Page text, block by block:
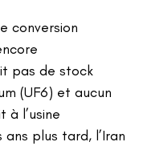
conversion
pas de stock
(UF6) et aucun
à l’usine
ans plus tard, l’Iran